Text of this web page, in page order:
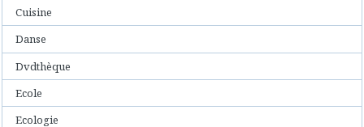
Cuisine
Danse
Dvdthèque
Ecole
Ecologie